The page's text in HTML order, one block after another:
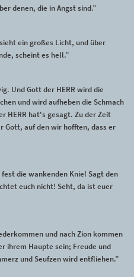
denen, die in Angst sind.”
ein großes Licht, und über
scheint es hell.”
Und Gott der HERR wird die
und wird aufheben die Schmach
HERR hat's gesagt. Zu der Zeit
Gott, auf den wir hofften, dass er
die wankenden Knie! Sagt den
euch nicht! Seht, da ist euer
und nach Zion kommen
ihrem Haupte sein; Freude und
und Seufzen wird entfliehen.”